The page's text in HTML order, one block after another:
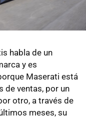
habla de un
y es
Maserati está
de ventas, por un
otro, a través de
meses, su